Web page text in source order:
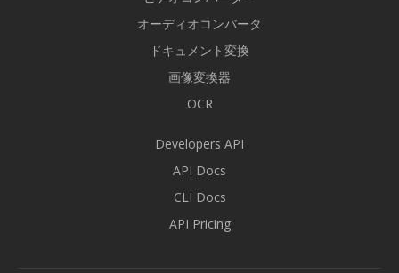
オーディオコンバータ
ドキュメント変換
画像変換器
OCR
Developers API
API Docs
CLI Docs
API Pricing